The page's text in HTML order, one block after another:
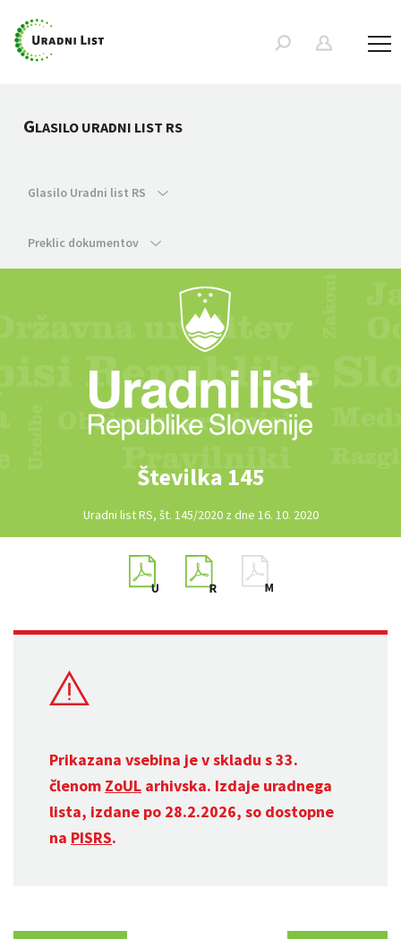
GLASILO URADNI LIST RS
Glasilo Uradni list RS
Preklic dokumentov
Številka 145
Uradni list RS, št. 145/2020 z dne 16. 10. 2020
Prikazana vsebina je v skladu s 33.
členom ZoUL arhivska. Izdaje uradnega
lista, izdane po 28.2.2026, so dostopne
na PISRS.